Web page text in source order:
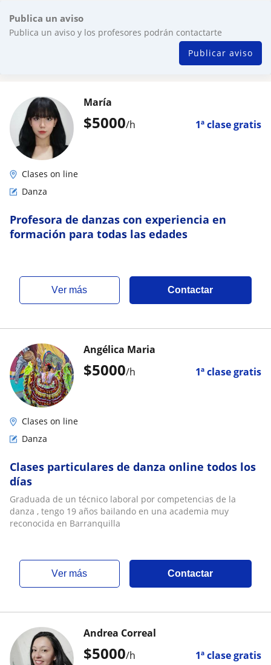
Publica un aviso
Publica un aviso y los profesores podrán contactarte
Publicar aviso
$5000/h 1ª clase gratis
María
Clases on line
Danza
Profesora de danzas con experiencia en
formación para todas las edades
ver más Contactar
$5000/h 1ª clase gratis
Angélica Maria
Clases on line
Danza
Clases particulares de danza online todos los
días
Graduada de un técnico laboral por competencias de la
danza , tengo 19 años bailando en una academia muy
reconocida en Barranquilla
ver más Contactar
$5000/h 1ª clase gratis
Andrea Correal